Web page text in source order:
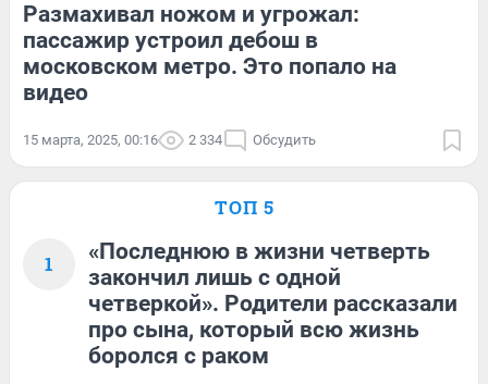
Размахивал ножом и угрожал:
пассажир устроил дебош в
московском метро. Это попало на
видео
15 марта, 2025, 00:16 2 334 Обсудить
ТОП 5
1
«Последнюю в жизни четверть
закончил лишь с одной
четверкой». Родители рассказали
про сына, который всю жизнь
боролся с раком